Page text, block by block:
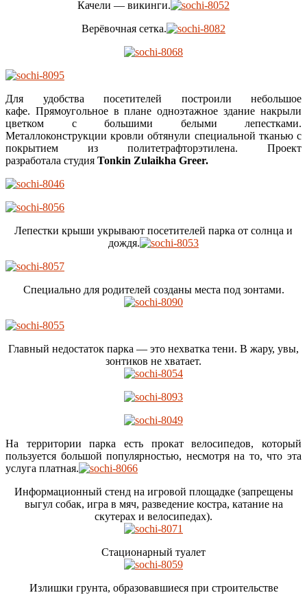
Качели — викинги.
Верёвочная сетка.
Для удобства посетителей построили небольшое
кафе. Прямоугольное в плане одноэтажное здание накрыли
цветком с большими белыми лепестками.
Металлоконструкции кровли обтянули специальной тканью с
покрытием из политетрафторэтилена. Проект
разработала студия Tonkin Zulaikha Greer.
Лепестки крыши укрывают посетителей парка от солнца и
дождя.
Специально для родителей созданы места под зонтами.
Главный недостаток парка — это нехватка тени. В жару, увы,
зонтиков не хватает.
На территории парка есть прокат велосипедов, который
пользуется большой популярностью, несмотря на то, что эта
услуга платная.
Информационный стенд на игровой площадке (запрещены
выгул собак, игра в мяч, разведение костра, катание на
скутерах и велосипедах).
Стационарный туалет
Излишки грунта, образовавшиеся при строительстве